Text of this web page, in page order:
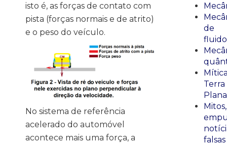
isto é, as forças de contato com
pista (forças normais e de atrito)
e o peso do veículo.
No sistema de referência
acelerado do automóvel
acontece mais uma força, a
de
Terra
Plana
Mitos,
falsas